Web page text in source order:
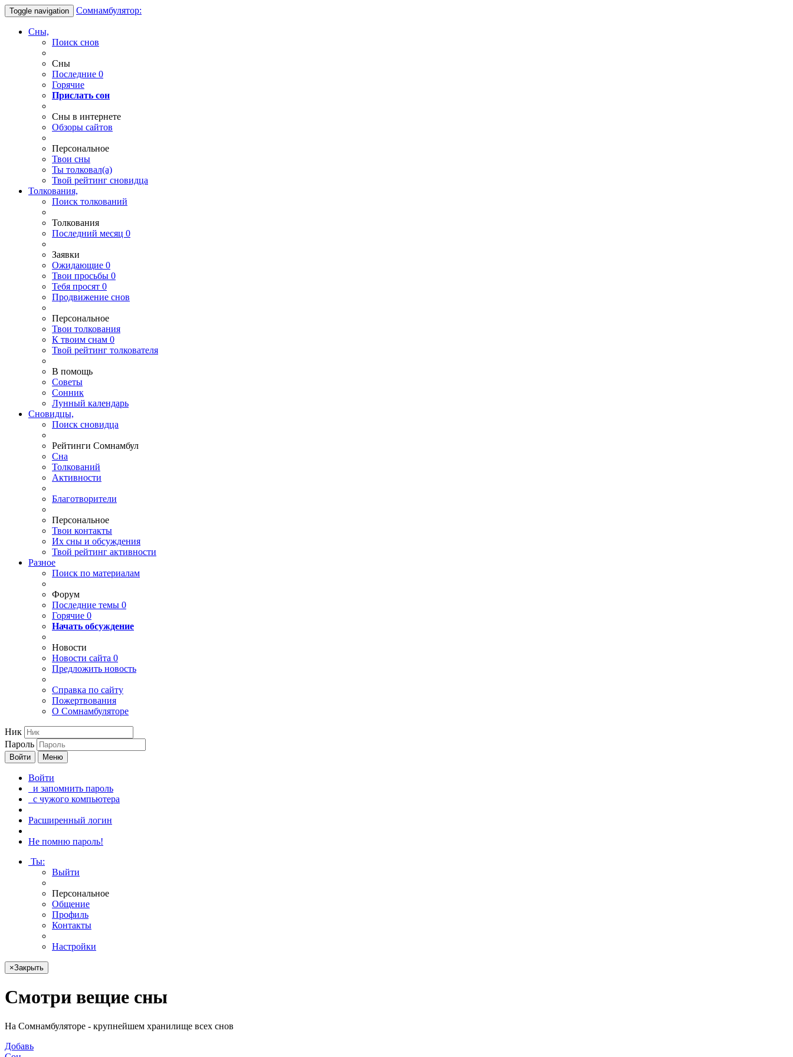
Toggle navigation Сомнамбулятор:
Сны,
Поиск снов
Сны
Последние 0
Горячие
Прислать сон
Сны в интернете
Обзоры сайтов
Персональное
Твои сны
Ты толковал(а)
Твой рейтинг сновидца
Толкования,
Поиск толкований
Толкования
Последний месяц 0
Заявки
Ожидающие 0
Твои просьбы 0
Тебя просят 0
Продвижение снов
Персональное
Твои толкования
К твоим снам 0
Твой рейтинг толкователя
В помощь
Советы
Сонник
Лунный календарь
Сновидцы,
Поиск сновидца
Рейтинги Сомнамбул
Сна
Толкований
Активности
Благотворители
Персональное
Твои контакты
Их сны и обсуждения
Твой рейтинг активности
Разное
Поиск по материалам
Форум
Последние темы 0
Горячие 0
Начать обсуждение
Новости
Новости сайта 0
Предложить новость
Справка по сайту
Пожертвования
О Сомнамбуляторе
Ник
Пароль
Войти Меню
Войти
и запомнить пароль
с чужого компьютера
Расширенный логин
Не помню пароль!
Ты:
Выйти
Персональное
Общение
Профиль
Контакты
Настройки
×Закрыть
Смотри вещие сны
На Сомнамбуляторе - крупнейшем хранилище всех снов
Добавь